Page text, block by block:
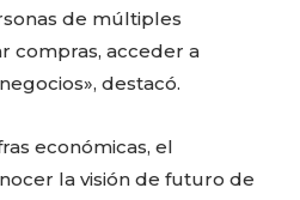
de múltiples
compras, acceder a
destacó.
económicas, el
la visión de futuro de